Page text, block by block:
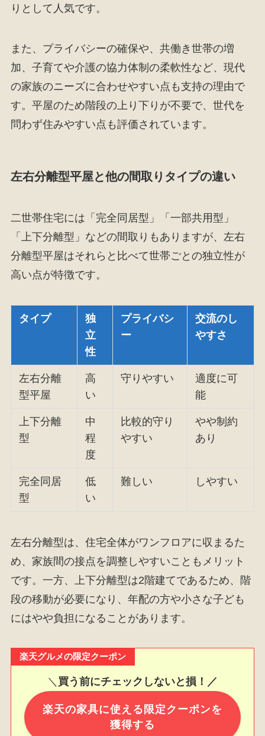
りとして人気です。
また、プライバシーの確保や、共働き世帯の増
加、子育てや介護の協力体制の柔軟性など、現代
の家族のニーズに合わせやすい点も支持の理由で
す。平屋のため階段の上り下りが不要で、世代を
問わず住みやすい点も評価されています。
左右分離型平屋と他の間取りタイプの違い
二世帯住宅には「完全同居型」「一部共用型」
「上下分離型」などの間取りもありますが、左右
分離型平屋はそれらと比べて世帯ごとの独立性が
高い点が特徴です。
タイプ
独
立
性
プライバシ
ー
交流のし
やすさ
左右分離
型平屋
高
い
守りやすい
適度に可
能
上下分離
型
中
程
度
比較的守り
やすい
やや制約
あり
完全同居
型
低
い
難しい しやすい
左右分離型は、住宅全体がワンフロアに収まるた
め、家族間の接点を調整しやすいこともメリット
です。一方、上下分離型は2階建てであるため、階
段の移動が必要になり、年配の方や小さな子ども
にはやや負担になることがあります。
楽天グルメの限定クーポン
＼ 買う前にチェックしないと損！／
楽天の家具に使える限定クーポンを
獲得する